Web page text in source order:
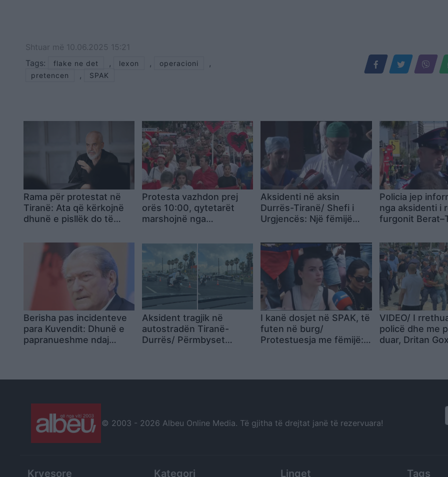
Shtuar më 10.06.2025 15:21
Tags:
flake ne det , lexon , operacioni ,
pretencen , SPAK
Rama për protestat në
Tiranë: Ata që kërkojnë
dhunë e pisllëk do të
Protesta vazhdon prej
orës 10:00, qytetarët
marshojnë nga
thirrjen: Rama jepe
dorëheqjen
Aksidenti në aksin
Durrës-Tiranë/ Shefi i
Urgjencës: Një fëmijë
rëndë ndërsa 5 të tjerë
janë në operim
Policia jep
nga aksidenti i
furgonit
plagosur
Berisha pas incidenteve
para Kuvendit: Dhunë e
papranueshme ndaj
Aksident tragjik në
autostradën Tiranë-
Durrës/ Përmbyset
I kanë dosjet në SPAK, të
futen në burg/
Protestuesja me fëmijë:
VIDEO/ I
policë dhe me
duar, Dritan
© 2003 - 2026 Albeu Online Media. Të gjitha të drejtat janë të rezervuara!
Kryesore Kategori Linqet Tags